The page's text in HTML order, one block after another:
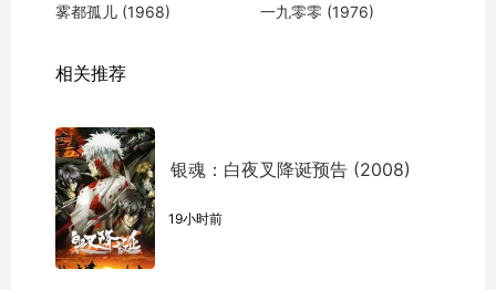
雾都孤儿 (1968) 一九零零 (1976)
相关推荐
银魂：白夜叉降诞预告 (2008)
19小时前